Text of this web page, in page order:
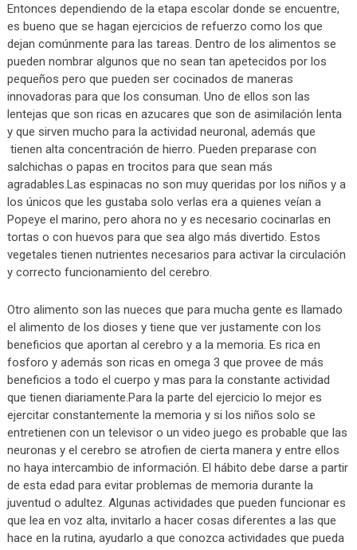
Entonces dependiendo de la etapa escolar donde se encuentre,
es bueno que se hagan ejercicios de refuerzo como los que
dejan comúnmente para las tareas. Dentro de los alimentos se
pueden nombrar algunos que no sean tan apetecidos por los
pequeños pero que pueden ser cocinados de maneras
innovadoras para que los consuman. Uno de ellos son las
lentejas que son ricas en azucares que son de asimilación lenta
y que sirven mucho para la actividad neuronal, además que
tienen alta concentración de hierro. Pueden preparase con
salchichas o papas en trocitos para que sean más
agradables.Las espinacas no son muy queridas por los niños y a
los únicos que les gustaba solo verlas era a quienes veían a
Popeye el marino, pero ahora no y es necesario cocinarlas en
tortas o con huevos para que sea algo más divertido. Estos
vegetales tienen nutrientes necesarios para activar la circulación
y correcto funcionamiento del cerebro.
Otro alimento son las nueces que para mucha gente es llamado
el alimento de los dioses y tiene que ver justamente con los
beneficios que aportan al cerebro y a la memoria. Es rica en
fosforo y además son ricas en omega 3 que provee de más
beneficios a todo el cuerpo y mas para la constante actividad
que tienen diariamente.Para la parte del ejercicio lo mejor es
ejercitar constantemente la memoria y si los niños solo se
entretienen con un televisor o un video juego es probable que las
neuronas y el cerebro se atrofien de cierta manera y entre ellos
no haya intercambio de información. El hábito debe darse a partir
de esta edad para evitar problemas de memoria durante la
juventud o adultez. Algunas actividades que pueden funcionar es
que lea en voz alta, invitarlo a hacer cosas diferentes a las que
hace en la rutina, ayudarlo a que conozca actividades que pueda